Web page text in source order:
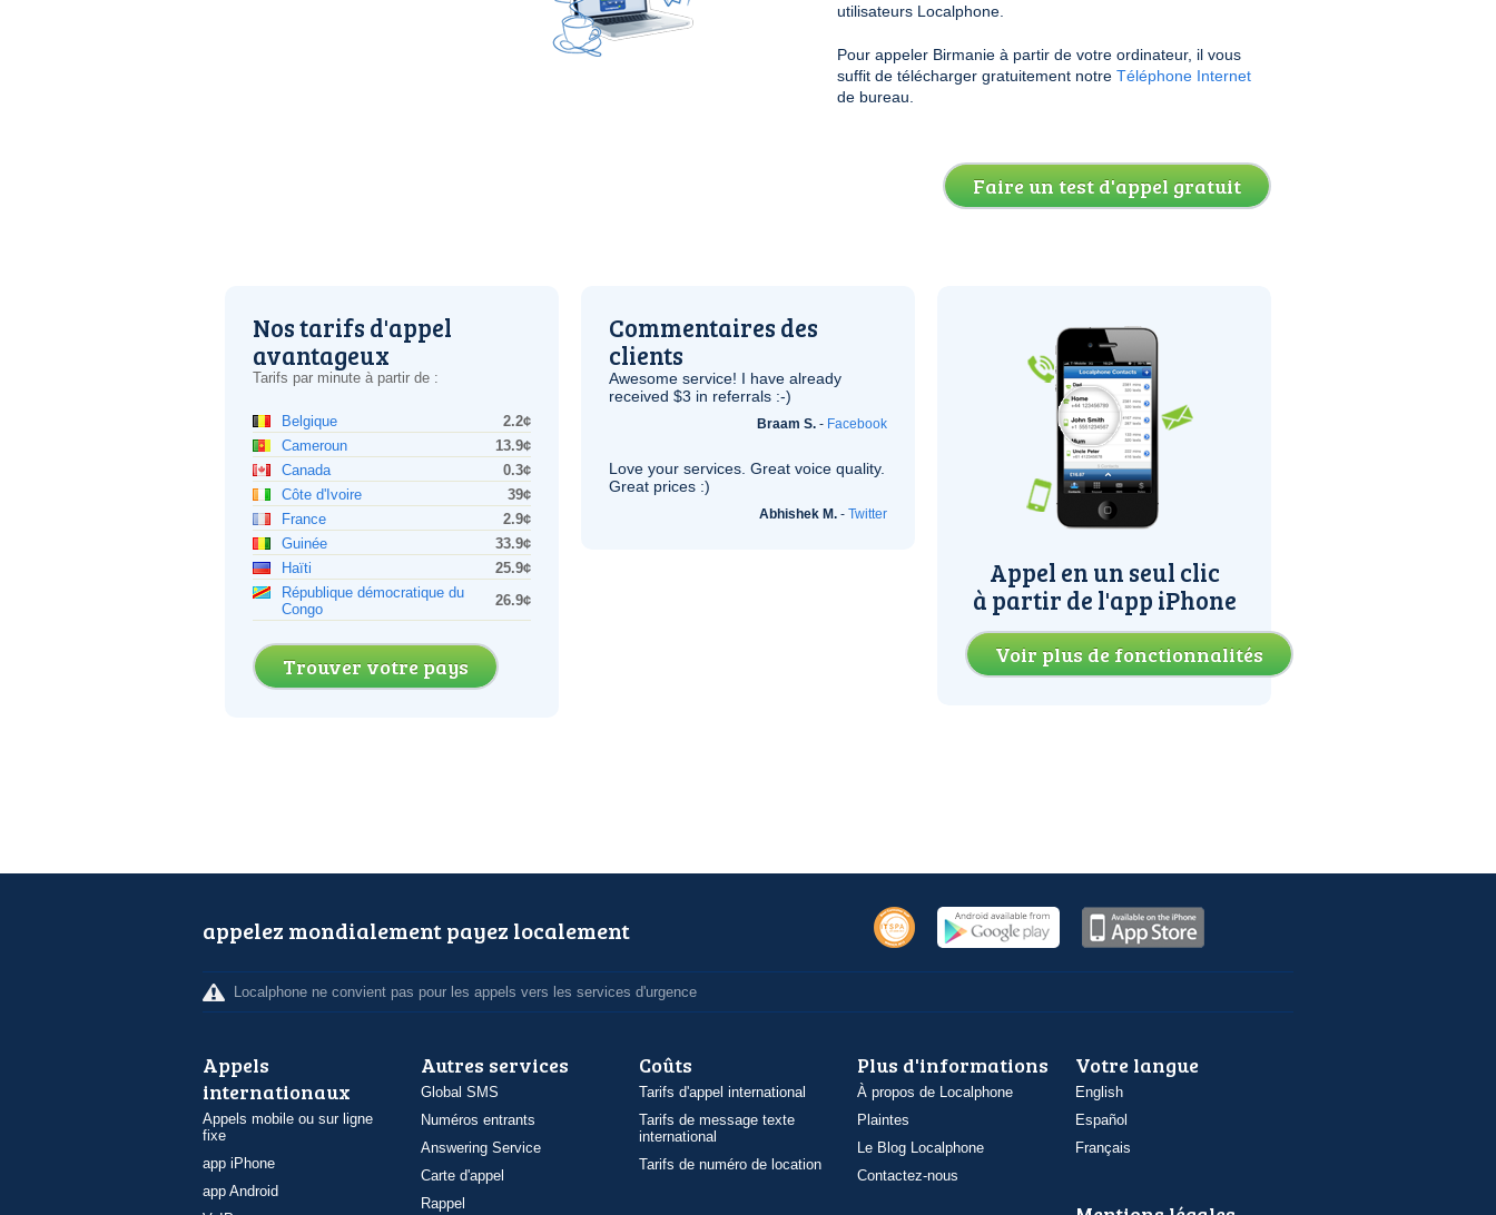
utilisateurs Localphone.
Pour appeler Birmanie à partir de votre ordinateur, il vous
suffit de télécharger gratuitement notre Téléphone Internet
de bureau.
Faire un test d'appel gratuit
Nos tarifs d'appel
avantageux
Tarifs par minute à partir de :
Belgique
2.2¢
Cameroun
13.9¢
Canada
0.3¢
Côte d'Ivoire
39¢
France
2.9¢
Guinée
33.9¢
Haïti
25.9¢
République démocratique du
Congo
26.9¢
Trouver votre pays
Commentaires des
clients
Awesome service! I have already
received $3 in referrals :-)
Braam S. - Facebook
Love your services. Great voice quality.
Great prices :)
Abhishek M. - Twitter
Appel en un seul clic
à partir de l'app iPhone
Voir plus de fonctionnalités
appelez mondialement payez localement
Localphone ne convient pas pour les appels vers les services d'urgence
Appels
internationaux
Appels mobile ou sur ligne
fixe
app iPhone
app Android
Autres services
Global SMS
Numéros entrants
Answering Service
Carte d'appel
Rappel
Coûts
Tarifs d'appel international
Tarifs de message texte
international
Tarifs de numéro de location
Plus d'informations
À propos de Localphone
Plaintes
Le Blog Localphone
Contactez-nous
Votre langue
English
Español
Français